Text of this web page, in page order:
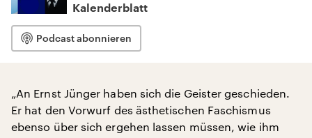
Kalenderblatt
Podcast abonnieren
„An Ernst Jünger haben sich die Geister geschieden.
Er hat den Vorwurf des ästhetischen Faschismus
ebenso über sich ergehen lassen müssen, wie ihm